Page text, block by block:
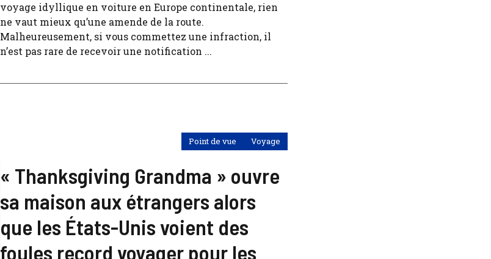
voyage idyllique en voiture en Europe continentale, rien
ne vaut mieux qu’une amende de la route.
Malheureusement, si vous commettez une infraction, il
n’est pas rare de recevoir une notification ...
Point de vue Voyage
« Thanksgiving Grandma » ouvre
sa maison aux étrangers alors
que les États-Unis voient des
foules record voyager pour les